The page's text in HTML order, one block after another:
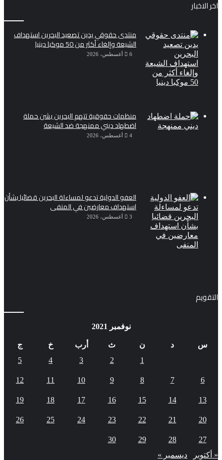
اخر الاخبار
منتدى حقوقي يدين تصعيد البحرين استهداف
الشيعة وإلغاء أكثر من 50 موكبا دينيا
6 أغسطس، 2026
منظمات حقوقية تتهم البحرين بشن حملة
اضطهاد ديني ممنهجة ضد الشيعة
4 أغسطس، 2026
العفو الدولية تدعو لمساءلة البحرين قضائيا بشأن
استهداف معارضين في المنفى
3 أغسطس، 2026
التقويم
نوفمبر 2021
س د ن ث أرب خ
ج
1
2
3
4
5
6
7
8
9
10
11
12
13
14
15
16
17
18
19
20
21
22
23
24
25
26
27
28
29
30
« أكتوبر
ديسمبر »